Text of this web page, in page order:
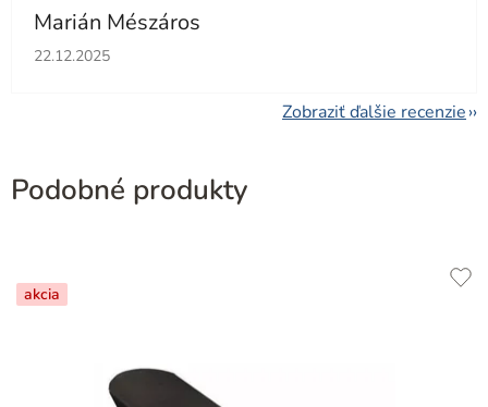
Marián Mészáros
Hodnotenie obchodu je 5 z 5 hviezdičiek.
22.12.2025
Zobraziť ďalšie recenzie
Podobné produkty
akcia